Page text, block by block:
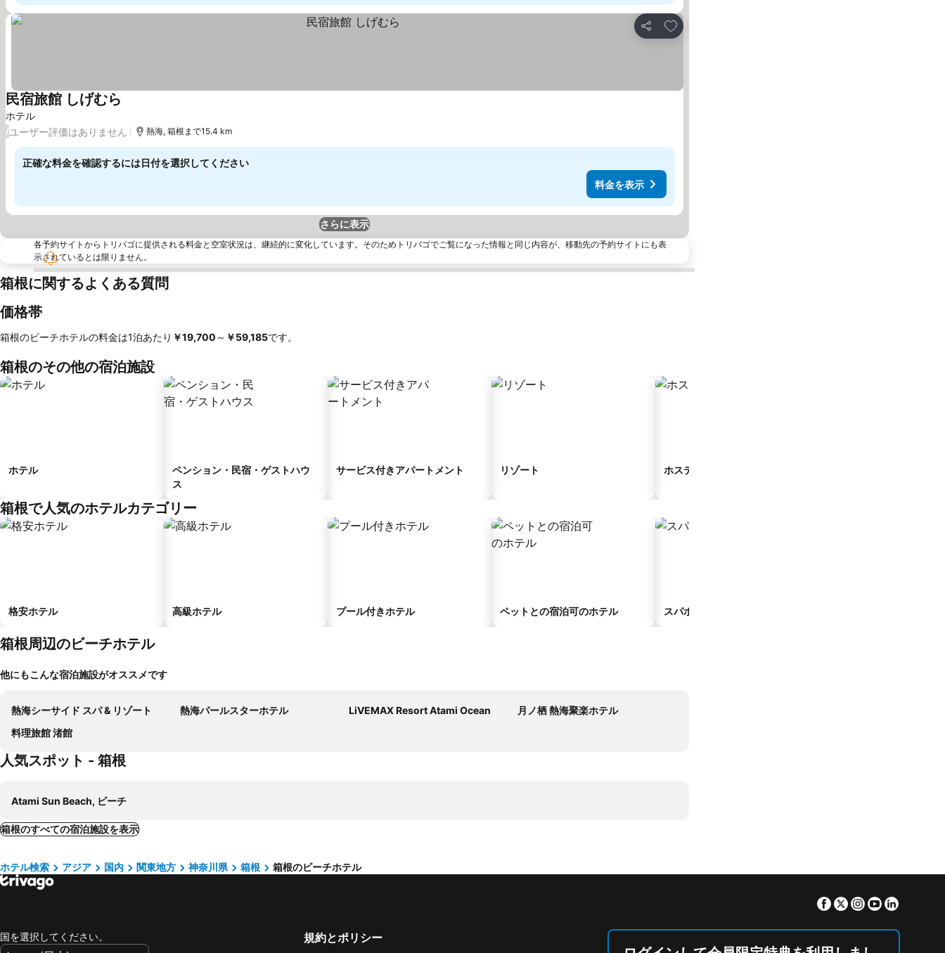
シェア
お気に入りに追加
ホテル
民宿旅館 しげむら
/ユーザー評価はありません 熱海, 箱根まで15.4 km
正確な料金を確認するには日付を選択してください
料金を表示
さらに表示
各予約サイトからトリバゴに提供される料金と空室状況は、継続的に変化しています。そのためトリバゴでご覧になった情報と同じ内容が、移動先の予約サイトにも表
示されているとは限りません。
箱根に関するよくある質問
価格帯
箱根のビーチホテルの料金は1泊あたり ‎￥19,700 ～ ‎￥59,185です。
箱根のその他の宿泊施設
ホテル
ペンション・民宿・ゲストハウ
ス
サービス付きアパートメント リゾート ホステル
箱根で人気のホテルカテゴリー
格安ホテル 高級ホテル プール付きホテル ペットとの宿泊可のホテル スパホテル
箱根周辺のビーチホテル
他にもこんな宿泊施設がオススメです
熱海シーサイド スパ & リゾート 熱海パールスターホテル LiVEMAX Resort Atami Ocean
月ノ栖 熱海聚楽ホテル
料理旅館 渚館
人気スポット - 箱根
Atami Sun Beach, ビーチ
箱根のすべての宿泊施設を表示
ホテル検索 アジア 国内 関東地方 神奈川県 箱根 箱根のビーチホテル
Facebook
TwitterInstagram
Youtube
国を選択してください。 規約とポリシー